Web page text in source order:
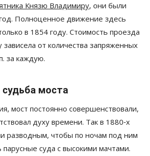
Князю Владимиру, они были
Полноценное движение здесь
в 1854 году. Стоимость проезда
зависела от количества запряженных
за каждую.
моста
мост постоянно совершенствовали,
духу времени. Так в 1880‑х
разводным, чтобы по ночам под ним
суда с высокими мачтами.